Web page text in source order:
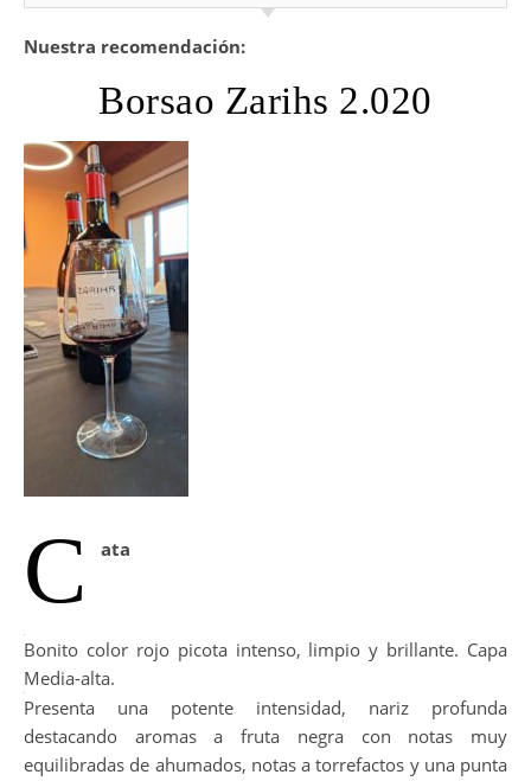
Nuestra recomendación:
Borsao Zarihs 2.020
C ata
Bonito color rojo picota intenso, limpio y brillante. Capa
Media-alta.